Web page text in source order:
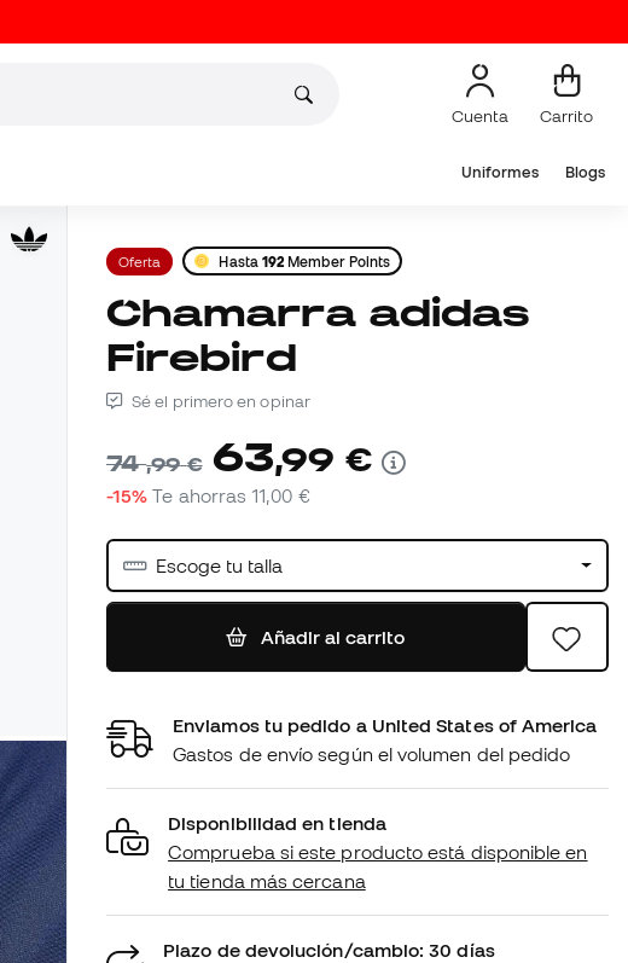
Cuenta Carrito
Uniformes Blogs
Oferta Hasta 192 Member Points
Chamarra adidas
Firebird
Sé el primero en opinar
74,99 € 63,99 €
-15% Te ahorras11,00 €
Escoge tu talla
Añadir al carrito
Enviamos tu pedido a United States of America
Gastos de envío según el volumen del pedido
Disponibilidad en tienda
Comprueba si este producto está disponible en
tu tienda más cercana
Plazo de devolución/cambio: 30 días